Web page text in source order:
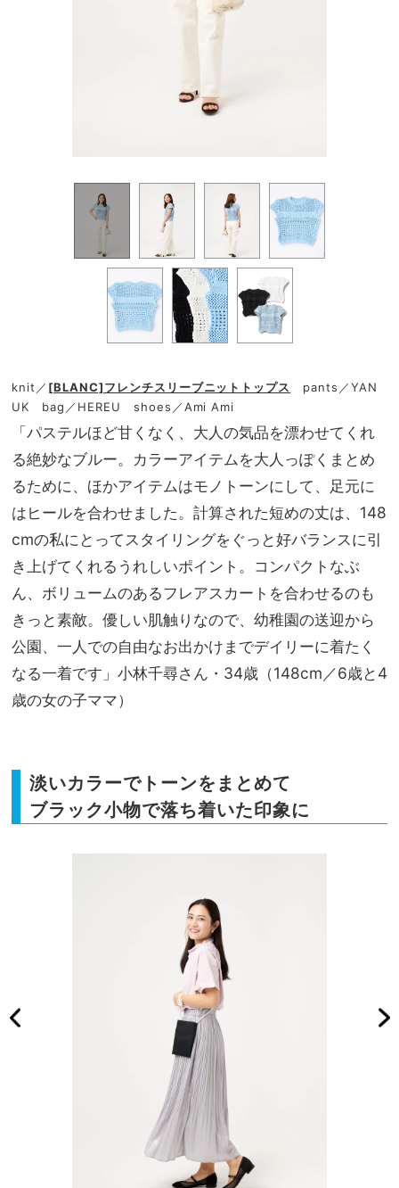
knit／ [BLANC]フレンチスリーブニットトップス
pants／YAN
UK bag／HEREU shoes／Ami Ami
「パステルほど甘くなく、大人の気品を漂わせてくれ
る絶妙なブルー。カラーアイテムを大人っぽくまとめ
るために、ほかアイテムはモノトーンにして、足元に
はヒールを合わせました。計算された短めの丈は、148
cmの私にとってスタイリングをぐっと好バランスに引
き上げてくれるうれしいポイント。コンパクトなぶ
ん、ボリュームのあるフレアスカートを合わせるのも
きっと素敵。優しい肌触りなので、幼稚園の送迎から
公園、一人での自由なお出かけまでデイリーに着たく
なる一着です」小林千尋さん・34歳（148cm／6歳と4
歳の女の子ママ）
淡いカラーでトーンをまとめて
ブラック小物で落ち着いた印象に